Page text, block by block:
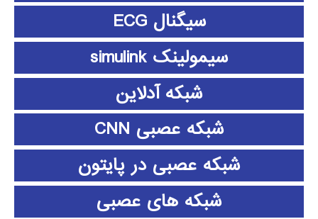
سیگنال ECG
سیمولینک simulink
شبکه آدلاین
شبکه عصبی CNN
شبکه عصبی در پایتون
شبکه های عصبی